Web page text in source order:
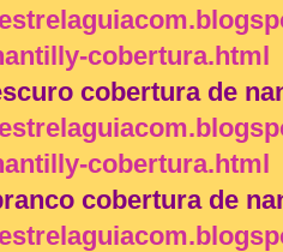
cobertura.html
cobertura de
cobertura.html
cobertura de